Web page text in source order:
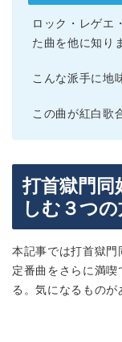
ロック・レゲエ
た曲を他に知り
こんな派手に地
この曲が紅白歌
打首獄門同
しむ３つ
本記事では打首獄門
定番曲をさらに満
る。気になるものが